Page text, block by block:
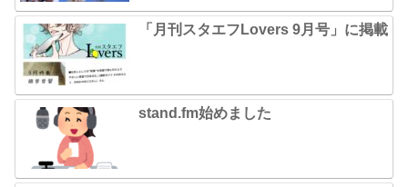
「月刊スタエフLovers 9月号」に掲載
stand.fm始めました